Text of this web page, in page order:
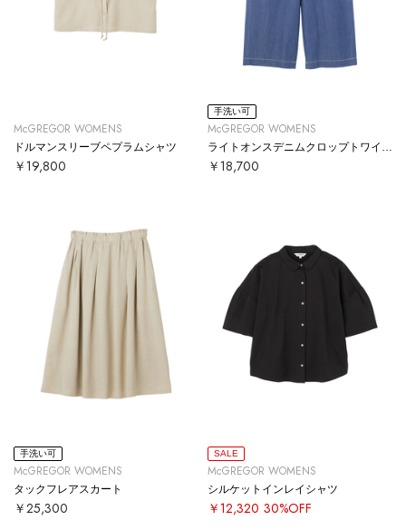
McGREGOR WOMENS
ドルマンスリーブペプラムシャツ
￥19,800
手洗い可
McGREGOR WOMENS
￥18,700
手洗い可
McGREGOR WOMENS
タックフレアスカート
￥25,300
SALE
McGREGOR WOMENS
シルケットインレイシャツ
￥12,320 30%OFF